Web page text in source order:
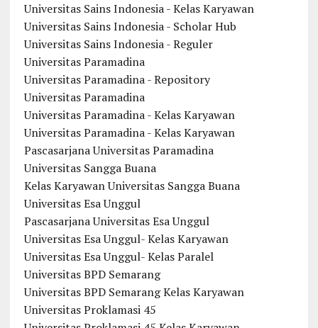
Universitas Sains Indonesia - Kelas Karyawan
Universitas Sains Indonesia - Scholar Hub
Universitas Sains Indonesia - Reguler
Universitas Paramadina
Universitas Paramadina - Repository
Universitas Paramadina
Universitas Paramadina - Kelas Karyawan
Universitas Paramadina - Kelas Karyawan
Pascasarjana Universitas Paramadina
Universitas Sangga Buana
Kelas Karyawan Universitas Sangga Buana
Universitas Esa Unggul
Pascasarjana Universitas Esa Unggul
Universitas Esa Unggul- Kelas Karyawan
Universitas Esa Unggul- Kelas Paralel
Universitas BPD Semarang
Universitas BPD Semarang Kelas Karyawan
Universitas Proklamasi 45